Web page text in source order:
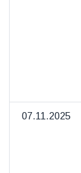
07.11.2025